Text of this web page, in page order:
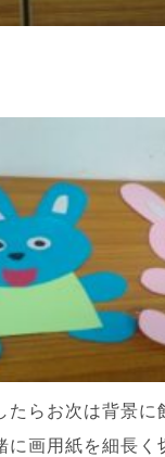
たらお次は背景に
に画用紙を細長